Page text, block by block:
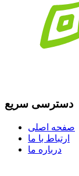
دسترسی سریع
صفحه اصلی
ارتباط با ما
درباره ما